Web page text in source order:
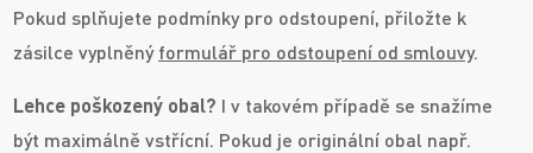
Pokud splňujete podmínky pro odstoupení, přiložte k
zásilce vyplněný formulář pro odstoupení od smlouvy.
Lehce poškozený obal? I v takovém případě se snažíme
být maximálně vstřícní. Pokud je originální obal např.